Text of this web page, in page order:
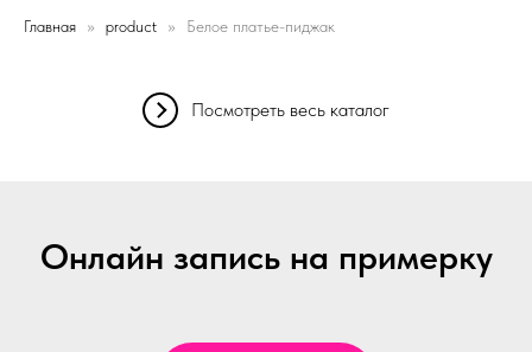
Главная product Белое платье-пиджак
Посмотреть весь каталог
Онлайн запись на примерку